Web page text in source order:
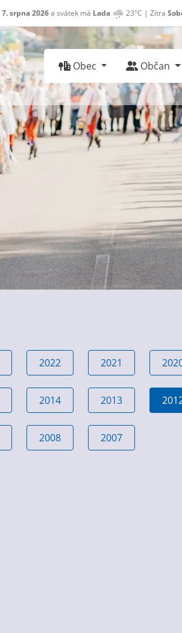
7. srpna 2026a svátek má Lada 23°C | Zítra
Obec Občan
2022 2021
2014 2013
2008 2007